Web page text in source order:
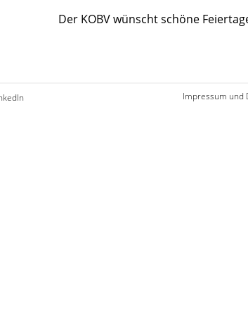
Der KOBV wünscht schöne
Impressum und